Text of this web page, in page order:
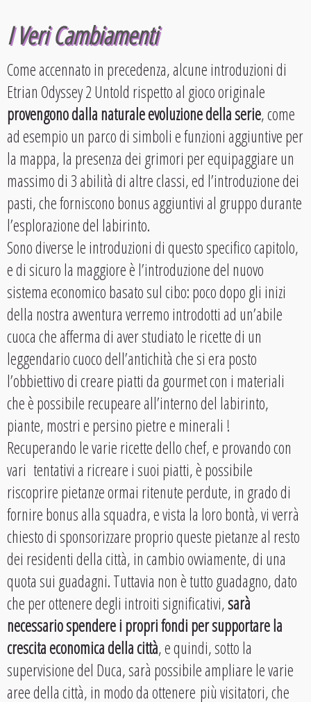
I Veri Cambiamenti
Come accennato in precedenza, alcune introduzioni di
Etrian Odyssey 2 Untold rispetto al gioco originale
provengono dalla naturale evoluzione della serie, come
ad esempio un parco di simboli e funzioni aggiuntive per
la mappa, la presenza dei grimori per equipaggiare un
massimo di 3 abilità di altre classi, ed l’introduzione dei
pasti, che forniscono bonus aggiuntivi al gruppo durante
l’esplorazione del labirinto.
Sono diverse le introduzioni di questo specifico capitolo,
e di sicuro la maggiore è l’introduzione del nuovo
sistema economico basato sul cibo: poco dopo gli inizi
della nostra avventura verremo introdotti ad un’abile
cuoca che afferma di aver studiato le ricette di un
leggendario cuoco dell’antichità che si era posto
l’obbiettivo di creare piatti da gourmet con i materiali
che è possibile recupeare all’interno del labirinto,
piante, mostri e persino pietre e minerali !
Recuperando le varie ricette dello chef, e provando con
vari tentativi a ricreare i suoi piatti, è possibile
riscoprire pietanze ormai ritenute perdute, in grado di
fornire bonus alla squadra, e vista la loro bontà, vi verrà
chiesto di sponsorizzare proprio queste pietanze al resto
dei residenti della città, in cambio ovviamente, di una
quota sui guadagni. Tuttavia non è tutto guadagno, dato
che per ottenere degli introiti significativi,sarà
necessario spendere i propri fondi per supportare la
crescita economica della città, e quindi, sotto la
supervisione del Duca, sarà possibile ampliare le varie
aree della città, in modo da ottenere più visitatori, che